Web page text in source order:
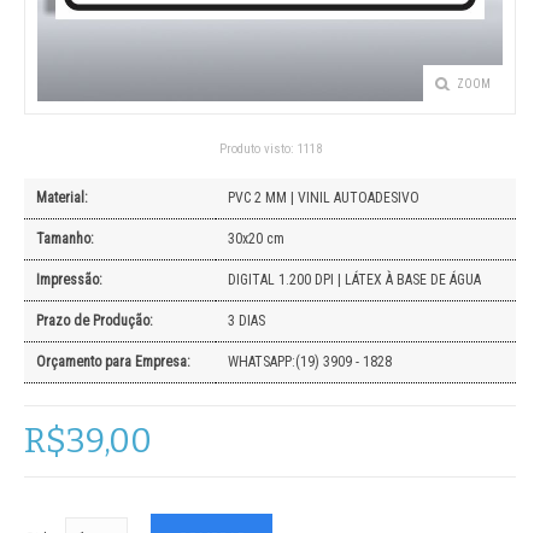
ZOOM
Produto visto: 1118
Material: PVC 2 MM | VINIL AUTOADESIVO
Tamanho: 30x20 cm
Impressão: DIGITAL 1.200 DPI | LÁTEX À BASE DE ÁGUA
Prazo de Produção: 3 DIAS
Orçamento para Empresa: WHATSAPP:(19) 3909 - 1828
R$39,00